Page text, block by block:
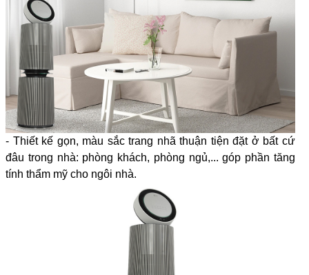
- Thiết kế gọn, màu sắc trang nhã thuận tiện đặt ở bất cứ
đâu trong nhà: phòng khách, phòng ngủ,... góp phần tăng
tính thẩm mỹ cho ngôi nhà.